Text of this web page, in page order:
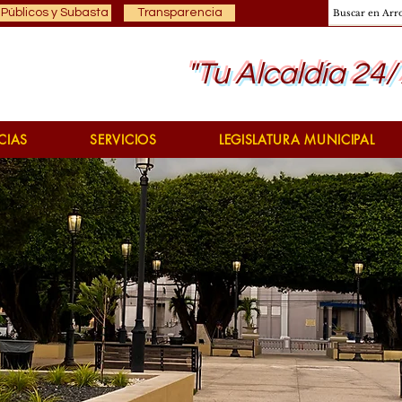
y Subasta Transparencia
"Tu Alcaldía
SERVICIOS LEGISLATURA MUNICIPAL